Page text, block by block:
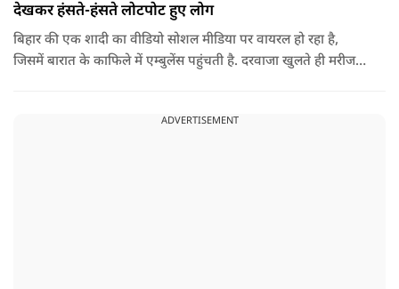
देखकर हंसते-हंसते लोटपोट हुए लोग
बिहार की एक शादी का वीडियो सोशल मीडिया पर वायरल हो रहा है,
जिसमें बारात के काफिले में एम्बुलेंस पहुंचती है. दरवाजा खुलते ही मरीज
ADVERTISEMENT